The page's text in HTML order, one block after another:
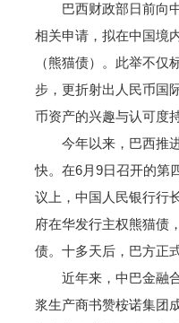
巴西财政部日前向中
相关申请，拟在中国境
（熊猫债）。此举不仅
步，更折射出人民币国
币资产的兴趣与认可度
今年以来，巴西推进
快。在6月9日召开的第
议上，中国人民银行行
府在华发行主权熊猫债
债。十多天后，巴方正
近年来，中巴金融合
浆生产商书赞桉诺集团